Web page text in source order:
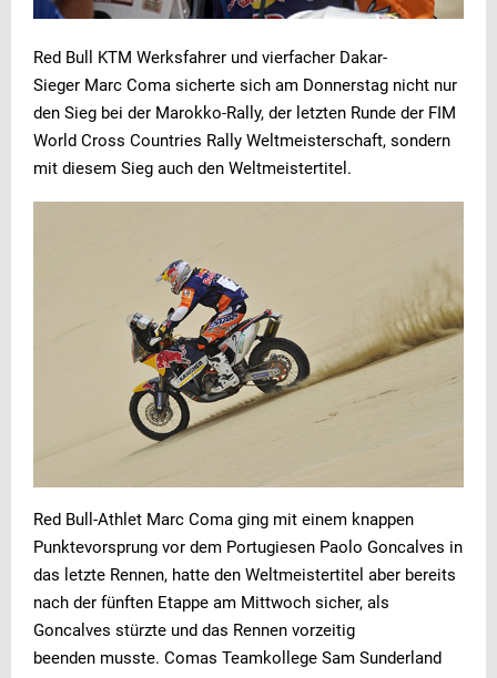
Red Bull KTM Werksfahrer und vierfacher Dakar-
Sieger Marc Coma sicherte sich am Donnerstag nicht nur
den Sieg bei der Marokko-Rally, der letzten Runde der FIM
World Cross Countries Rally Weltmeisterschaft, sondern
mit diesem Sieg auch den Weltmeistertitel.
Red Bull-Athlet Marc Coma ging mit einem knappen
Punktevorsprung vor dem Portugiesen Paolo Goncalves in
das letzte Rennen, hatte den Weltmeistertitel aber bereits
nach der fünften Etappe am Mittwoch sicher, als
Goncalves stürzte und das Rennen vorzeitig
beenden musste. Comas Teamkollege Sam Sunderland